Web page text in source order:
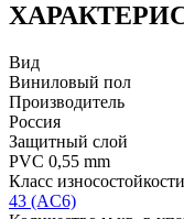
Вид
Виниловый пол
Производитель
Россия
Защитный слой
PVC 0,55 mm
Класс износостойкости
43 (AC6)